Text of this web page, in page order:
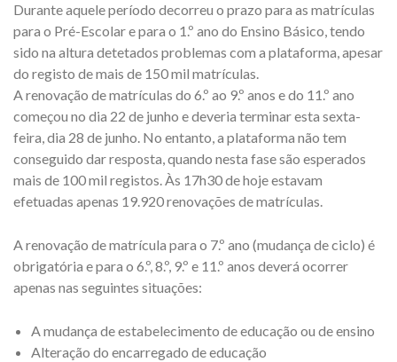
Durante aquele período decorreu o prazo para as matrículas
para o Pré-Escolar e para o 1.º ano do Ensino Básico, tendo
sido na altura detetados problemas com a plataforma, apesar
do registo de mais de 150 mil matrículas.
A renovação de matrículas do 6.º ao 9.º anos e do 11.º ano
começou no dia 22 de junho e deveria terminar esta sexta-
feira, dia 28 de junho. No entanto, a plataforma não tem
conseguido dar resposta, quando nesta fase são esperados
mais de 100 mil registos. Às 17h30 de hoje estavam
efetuadas apenas 19.920 renovações de matrículas.
A renovação de matrícula para o 7.º ano (mudança de ciclo) é
obrigatória e para o 6.º, 8.º, 9.º e 11.º anos deverá ocorrer
apenas nas seguintes situações:
A mudança de estabelecimento de educação ou de ensino
Alteração do encarregado de educação